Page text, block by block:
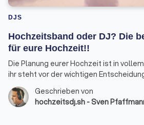
DJS
Hochzeitsband oder DJ? Die
für eure Hochzeit!!
Die Planung eurer Hochzeit ist in
ihr steht vor der wichtigen
musikalische Untermalung eures
aussehen? Hochzeitsband oder DJ?
Hochzeits-DJ möchte ich euch mit
Geschrieben von
hochzeitsdj.sh - Sven